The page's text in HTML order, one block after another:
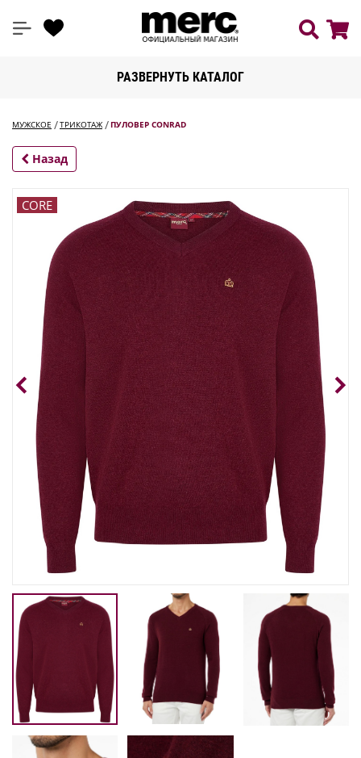
РАЗВЕРНУТЬ КАТАЛОГ
МУЖСКОЕ ТРИКОТАЖ ПУЛОВЕР CONRAD
Назад
CORE